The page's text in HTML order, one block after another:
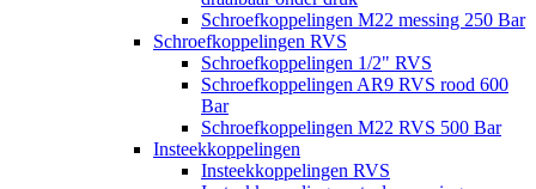
Schroefkoppelingen M22 messing 250 Bar
Schroefkoppelingen RVS
Schroefkoppelingen 1/2" RVS
Schroefkoppelingen AR9 RVS rood 600
Bar
Schroefkoppelingen M22 RVS 500 Bar
Insteekkoppelingen
Insteekkoppelingen RVS